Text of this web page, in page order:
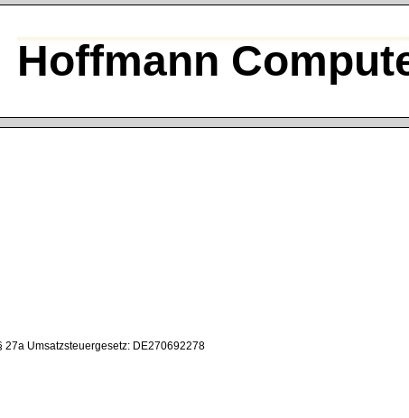
Hoffmann
Umsatzsteuergesetz: DE270692278